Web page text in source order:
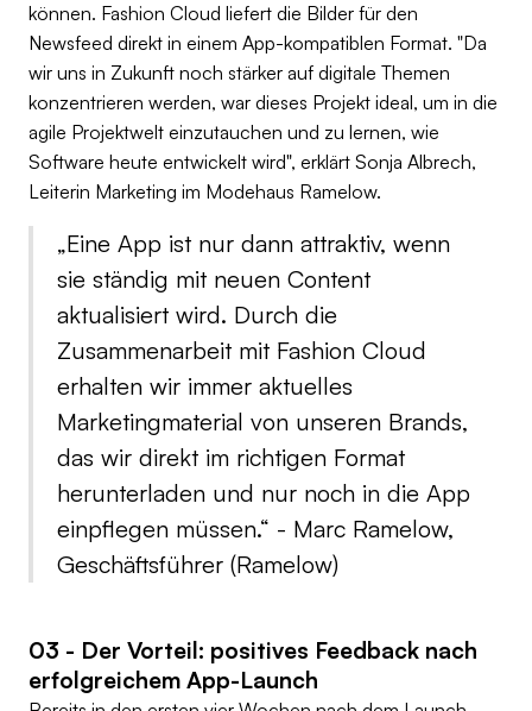
können. Fashion Cloud liefert die Bilder für den
Newsfeed direkt in einem App-kompatiblen Format. "Da
wir uns in Zukunft noch stärker auf digitale Themen
konzentrieren werden, war dieses Projekt ideal, um in die
agile Projektwelt einzutauchen und zu lernen, wie
Software heute entwickelt wird", erklärt Sonja Albrech,
Leiterin Marketing im Modehaus Ramelow.
„Eine App ist nur dann attraktiv, wenn
sie ständig mit neuen Content
aktualisiert wird. Durch die
Zusammenarbeit mit Fashion Cloud
erhalten wir immer aktuelles
Marketingmaterial von unseren Brands,
das wir direkt im richtigen Format
herunterladen und nur noch in die App
einpflegen müssen.“ - Marc Ramelow,
Geschäftsführer (Ramelow)
03 - Der Vorteil: positives Feedback nach
erfolgreichem App-Launch